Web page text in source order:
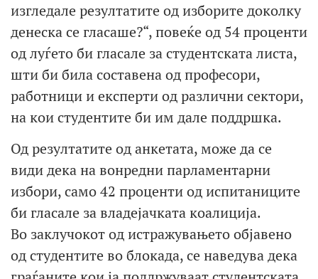
изгледале резултатите од изборите доколку
денеска се гласаше?“, повеќе од 54 проценти
од луѓето би гласале за студентската листа,
шти би била составена од професори,
работници и експерти од различни сектори,
на кои студентите би им дале поддршка.
Од резултатите од анкетата, може да се
види дека на вонредни парламентарни
избори, само 42 проценти од испитаниците
би гласале за владејачката коалиција.
Во заклучокот од истражувањето објавено
од студентите во блокада, се наведува дека